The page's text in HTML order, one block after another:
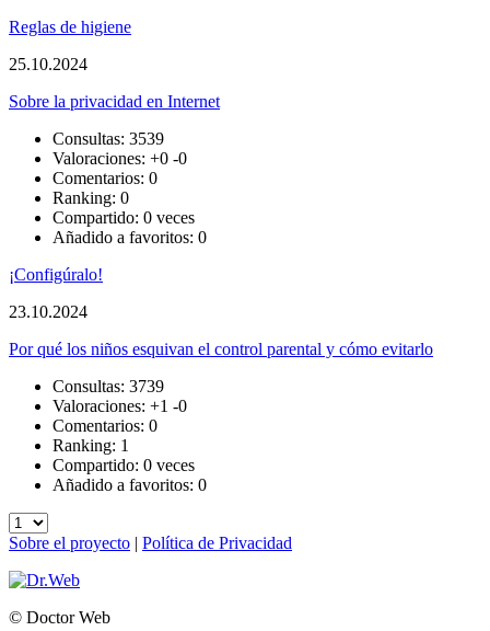
Reglas de higiene
25.10.2024
Sobre la privacidad en Internet
Consultas: 3539
Valoraciones: +0 -0
Comentarios: 0
Ranking: 0
Compartido: 0 veces
Añadido a favoritos: 0
¡Configúralo!
23.10.2024
Por qué los niños esquivan el control parental y cómo evitarlo
Consultas: 3739
Valoraciones: +1 -0
Comentarios: 0
Ranking: 1
Compartido: 0 veces
Añadido a favoritos: 0
Sobre el proyecto | Política de Privacidad
© Doctor Web